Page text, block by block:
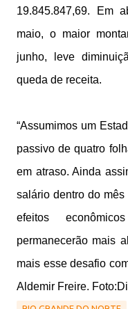
19.845.847,69. Em
maio, o maior
junho, leve
queda de receita.
“Assumimos um
passivo de quatro
em atraso. Ainda
salário dentro do
efeitos
permanecerão mais
mais esse desafio
Aldemir Freire.